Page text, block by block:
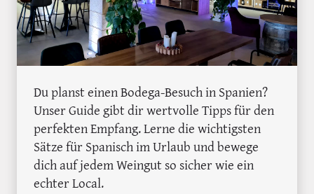
Du planst einen Bodega-Besuch in Spanien?
Unser Guide gibt dir wertvolle Tipps für den
perfekten Empfang. Lerne die wichtigsten
Sätze für Spanisch im Urlaub und bewege
dich auf jedem Weingut so sicher wie ein
echter Local.